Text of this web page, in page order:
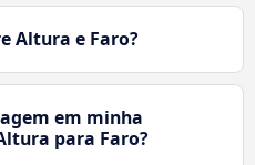
Altura e Faro?
em minha
para Faro?